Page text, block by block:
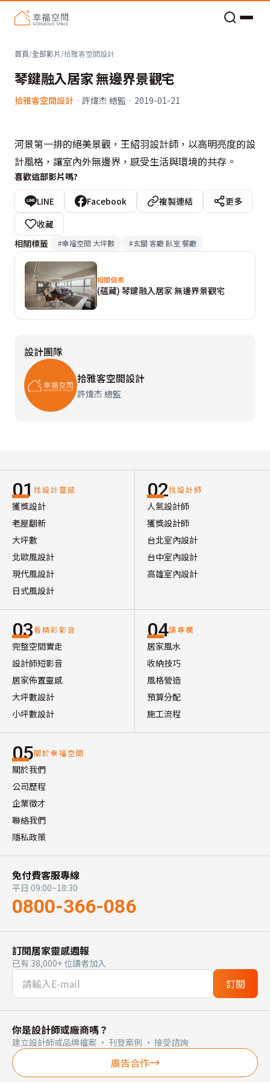
首頁/全部影片/拾雅客空間設計
琴鍵融入居家 無邊界景觀宅
拾雅客空間設計 · 許煒杰 總監 · 2019-01-21
河景第一排的絕美景觀，王紹羽設計師，以高明亮度的設
計風格，讓室內外無邊界，感受生活與環境的共存。
喜歡這部影片嗎?
LINE Facebook 複製連結
更多
收藏
相關標籤
#幸福空間 大坪數 #玄關 客廳 臥室 餐廳
相關個案
(蘊藏) 琴鍵融入居家 無邊界景觀宅
設計團隊
拾雅客空間設計
許煒杰 總監
01 找設計靈感
獲獎設計
老屋翻新
大坪數
北歐風設計
現代風設計
日式風設計
02找設計師
人氣設計師
獲獎設計師
台北室內設計
台中室內設計
高雄室內設計
03看精彩影音
完整空間實走
設計師短影音
居家佈置靈感
大坪數設計
小坪數設計
04讀專欄
居家風水
收納技巧
風格營造
預算分配
施工流程
05關於幸福空間
關於我們
公司歷程
企業徵才
聯絡我們
隱私政策
免付費客服專線
平日 09:00~18:30
0800-366-086
訂閱居家靈感週報
已有 38,000+ 位讀者加入
訂閱
你是設計師或廠商嗎？
建立設計師或品牌檔案 · 刊登案例 · 接受諮詢
廣告合作